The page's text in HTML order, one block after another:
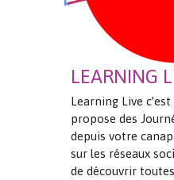
LEARNING
Learning Live
propose des
depuis votre
sur les réseaux
de découvrir